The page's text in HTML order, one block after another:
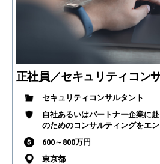
正社員／セキュリティコン
セキュリティコンサルタント
自社あるいはパートナー企業に
のためのコンサルティングをエ
600～800万円
東京都